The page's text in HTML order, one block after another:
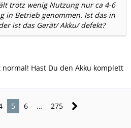
trotz wenig Nutzung nur ca 4-6
in Betrieb genommen. Ist das in
ist das Gerät/ Akku/ defekt?
Hast Du den Akku komplett
5 6 … 275